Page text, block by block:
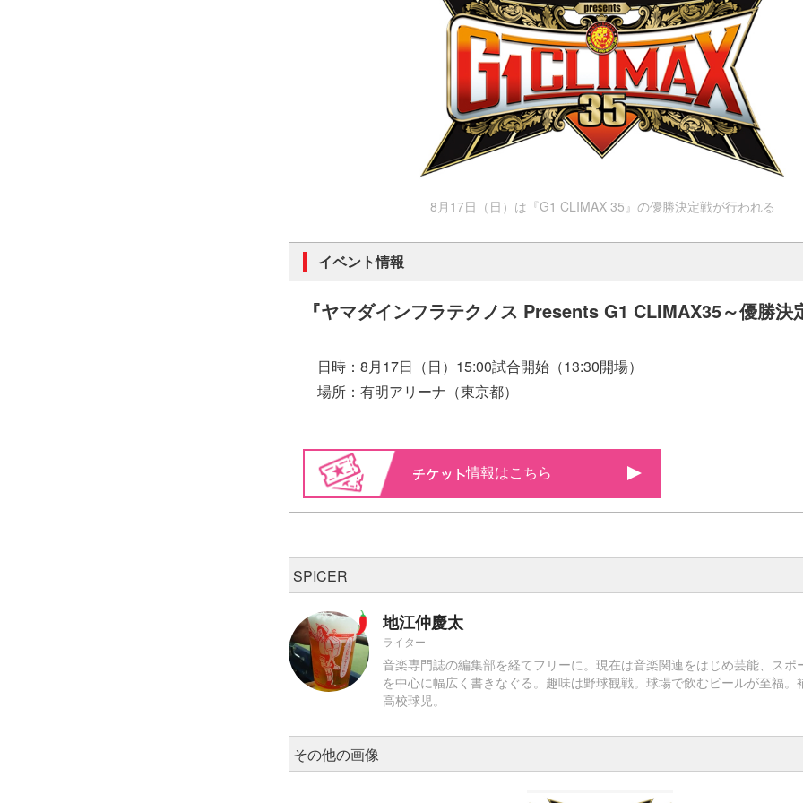
8月17日（日）は『G1 CLIMAX 35』の優勝決定戦が行われる
イベント情報
『ヤマダインフラテクノス Presents G1 CLIMAX35～優勝決
日時：8月17日（日）15:00試合開始（13:30開場）
場所：有明アリーナ（東京都）
情報はこちら
SPICER
地江仲慶太
ライター
音楽専門誌の編集部を経てフリーに。現在は音楽関連をはじめ芸能、スポ
を中心に幅広く書きなぐる。趣味は野球観戦。球場で飲むビールが至福。
高校球児。
その他の画像